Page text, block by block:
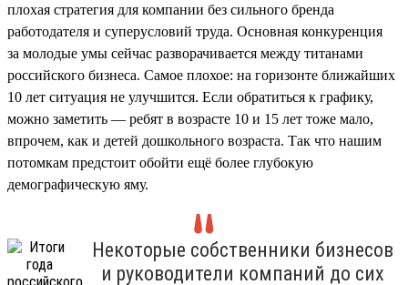
плохая стратегия для компании без сильного бренда
работодателя и суперусловий труда. Основная конкуренция
за молодые умы сейчас разворачивается между титанами
российского бизнеса. Самое плохое: на горизонте ближайших
10 лет ситуация не улучшится. Если обратиться к графику,
можно заметить — ребят в возрасте 10 и 15 лет тоже мало,
впрочем, как и детей дошкольного возраста. Так что нашим
потомкам предстоит обойти ещё более глубокую
демографическую яму.
Некоторые собственники бизнесов
и руководители компаний до сих